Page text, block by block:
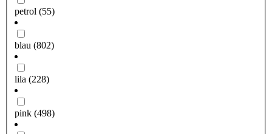
petrol (55)
blau (802)
lila (228)
pink (498)